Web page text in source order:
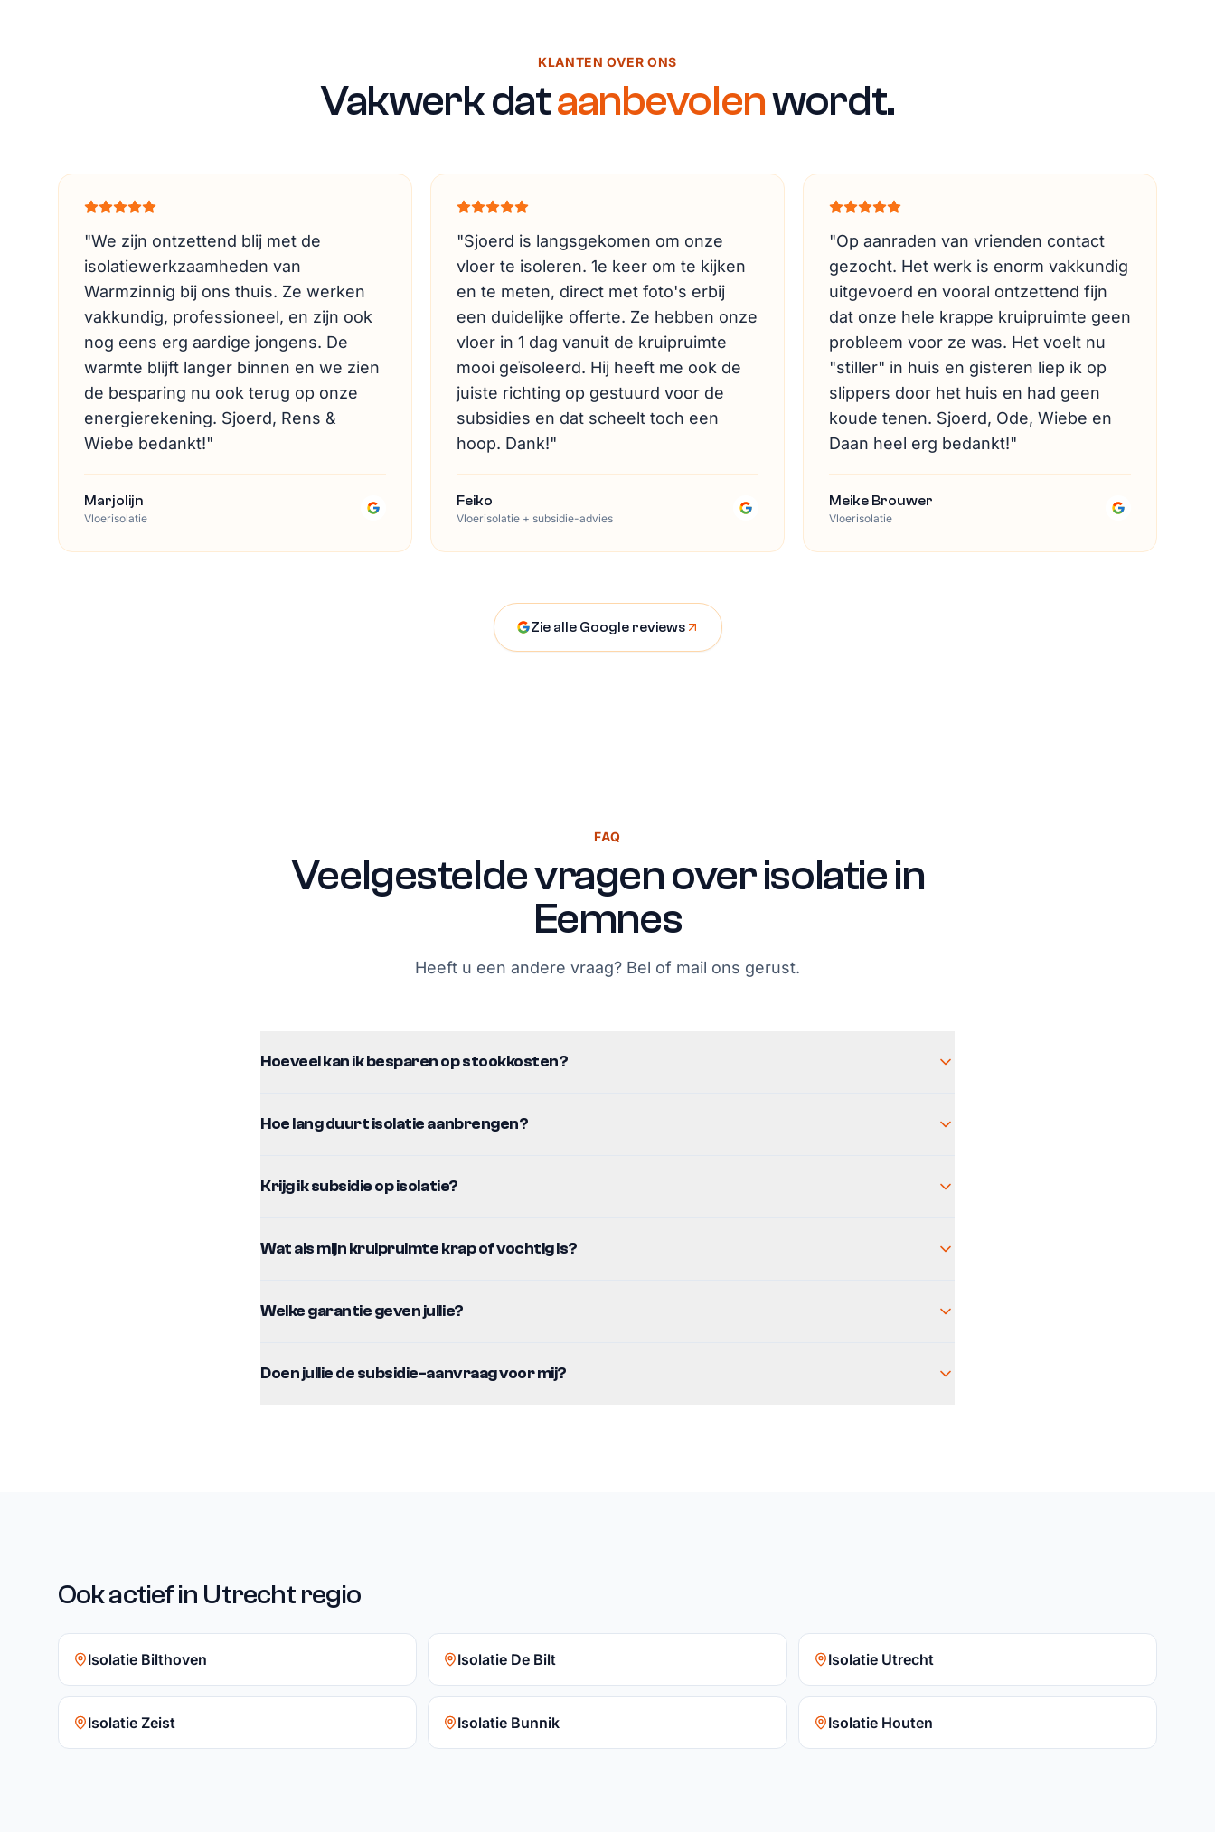
KLANTEN OVER ONS
Vakwerk dataanbevolenwordt.
"We zijn ontzettend blij met de
isolatiewerkzaamheden van
Warmzinnig bij ons thuis. Ze werken
vakkundig, professioneel, en zijn ook
nog eens erg aardige jongens. De
warmte blijft langer binnen en we zien
de besparing nu ook terug op onze
energierekening. Sjoerd, Rens &
Wiebe bedankt!"
Marjolijn
Vloerisolatie
"Sjoerd is langsgekomen om onze
vloer te isoleren. 1e keer om te kijken
en te meten, direct met foto's erbij
een duidelijke offerte. Ze hebben onze
vloer in 1 dag vanuit de kruipruimte
mooi geïsoleerd. Hij heeft me ook de
juiste richting op gestuurd voor de
subsidies en dat scheelt toch een
hoop. Dank!"
Feiko
Vloerisolatie + subsidie-advies
"Op aanraden van vrienden contact
gezocht. Het werk is enorm vakkundig
uitgevoerd en vooral ontzettend fijn
dat onze hele krappe kruipruimte geen
probleem voor ze was. Het voelt nu
"stiller" in huis en gisteren liep ik op
slippers door het huis en had geen
koude tenen. Sjoerd, Ode, Wiebe en
Daan heel erg bedankt!"
Meike Brouwer
Vloerisolatie
Zie alle Google reviews
FAQ
Veelgestelde vragen over isolatie in
Eemnes
Heeft u een andere vraag? Bel of mail ons gerust.
Hoeveel kan ik besparen op stookkosten?
Hoe lang duurt isolatie aanbrengen?
Krijg ik subsidie op isolatie?
Wat als mijn kruipruimte krap of vochtig is?
Welke garantie geven jullie?
Doen jullie de subsidie-aanvraag voor mij?
Ook actief in Utrecht regio
Isolatie Bilthoven Isolatie De Bilt Isolatie Utrecht
Isolatie Zeist Isolatie Bunnik Isolatie Houten